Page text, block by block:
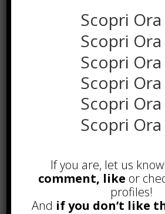
POPOLARI
A&R nel Business
quello che c’è da
Agosto 27th, 2017
Noleggio a breve e
Scopri Ora
Scopri Ora
Scopri Ora
Scopri Ora
Scopri Ora
Scopri Ora
If you are, let us know!
comment, like or
profiles!
And if you don’t like